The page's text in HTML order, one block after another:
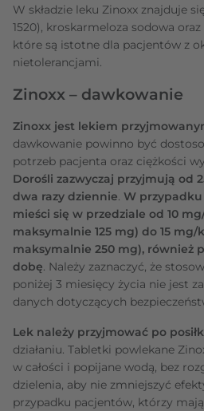
W składzie leku Zinoxx znajduje
1520), kroskarmeloza sodowa
które są istotne dla pacjentów z
nietolerancjami.
Zinoxx – dawkowanie
Zinoxx jest lekiem
dawkowanie powinno być
potrzeb pacjenta oraz ciężkości
Dorośli zazwyczaj przyjmują od
dwa razy dziennie. W
mieści się w przedziale od 10
maksymalnie 125 mg) do 15 mg/
maksymalnie 250 mg), również
dobę. Należy zaznaczyć, że
poniżej 3 miesięcy życia nie jest
danych dotyczących
Lek należy przyjmować po
działaniu. Tabletki powlekane
w całości i popijane wodą, bez
dzielenia, aby nie zmniejszyć
przypadku pacjentów, którzy